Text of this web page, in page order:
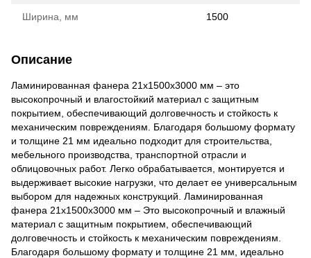
Ширина, мм 1500
Описание
Ламинированная фанера 21х1500х3000 мм – это
высокопрочный и влагостойкий материал с защитным
покрытием, обеспечивающий долговечность и стойкость к
механическим повреждениям. Благодаря большому формату
и толщине 21 мм идеально подходит для строительства,
мебельного производства, транспортной отрасли и
облицовочных работ. Легко обрабатывается, монтируется и
выдерживает высокие нагрузки, что делает ее универсальным
выбором для надежных конструкций. Ламинированная
фанера 21х1500х3000 мм – Это высокопрочный и влажный
материал с защитным покрытием, обеспечивающий
долговечность и стойкость к механическим повреждениям.
Благодаря большому формату и толщине 21 мм, идеально